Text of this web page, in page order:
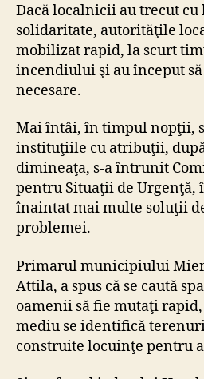
Dacă localnicii au trecut cu
solidaritate, autorităţile
mobilizat rapid, la scurt
incendiului şi au început
necesare.
Mai întâi, în timpul nopţii,
instituţiile cu atribuţii,
dimineaţa, s-a întrunit
pentru Situaţii de Urgenţă,
înaintat mai multe soluţii
problemei.
Primarul municipiului
Attila, a spus că se caută
oamenii să fie mutaţi
mediu se identifică
construite locuinţe pentru